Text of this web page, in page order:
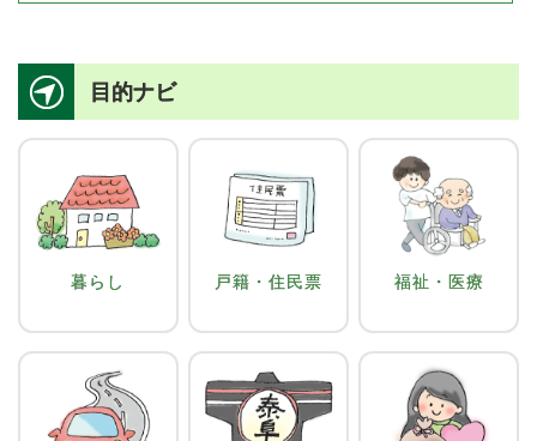
目的ナビ
暮らし 戸籍・住民票 福祉・医療